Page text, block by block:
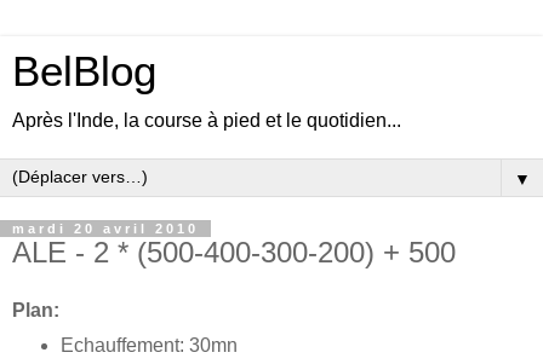
BelBlog
Après l'Inde, la course à pied et le quotidien...
▼
mardi 20 avril 2010
ALE - 2 * (500-400-300-200) + 500
Plan:
Echauffement: 30mn